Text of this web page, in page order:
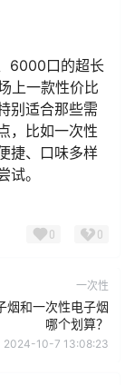
6000口的超长
上一款性价比
别适合那些需
，比如一次性
捷、口味多样
。
0 0
一次性
烟和一次性电子烟
哪个划算？
2024-10-7 13:08:23